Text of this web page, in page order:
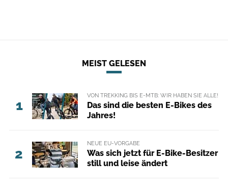
MEIST GELESEN
1
VON TREKKING BIS E-MTB: WIR HABEN SIE ALLE!
Das sind die besten E-Bikes des
Jahres!
2
NEUE EU-VORGABE
Was sich jetzt für E-Bike-Besitzer
still und leise ändert